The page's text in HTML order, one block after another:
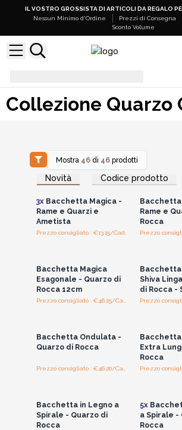
IL VOSTRO GROSSISTA DI ARTICOLI DA REGALO
Nessun Minimo d'Ordine
Prezzi di Consegna
Sconto Volume
Collezione Quarzo
Mostra 46 di 46 prodotti
Novità Codice prodotto
Accedi per vedere
i prezzi all'ingrosso
3xBacchetta Magica -
Rame e Quarzi e
Ametista
Prezzo consigliato : €13.15/Cad.
Accedi
i prezzi
Bacchetta
Rame e
Rocca
Prezzo
Bacchetta Magica
Esagonale - Quarzo di
Rocca 12cm
Bacchetta
Shiva
di Rocca -
Bacchetta Ondulata -
Quarzo di Rocca
Bacchetta
Extra
Rocca
Bacchetta in Legno a
Spirale - Quarzo di
Rocca
5x
a Spirale -
Rocca